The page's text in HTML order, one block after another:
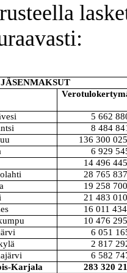
5 662
8 484
136 300
6 929
14 496
28 765
19 258
21 483
16 011 434
10 476
6 051
2 817
6 582
Karjala
283 320